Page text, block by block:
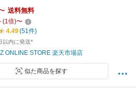
大型 大きめ 傷防止 キャリーカバー
レインカバー 32インチ 厚手 Sサイズ
撥水 キャリー カバー スーツケース 使
ャリーバッグ 機内持ち込み
送料無料
(1倍)〜
4.49(51件)
以内に発送*
ONLINE STORE 楽天市場店
似た商品を探す